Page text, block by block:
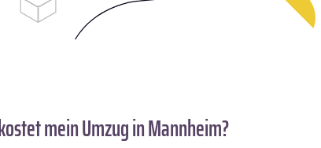
mein Umzug in Mannheim?